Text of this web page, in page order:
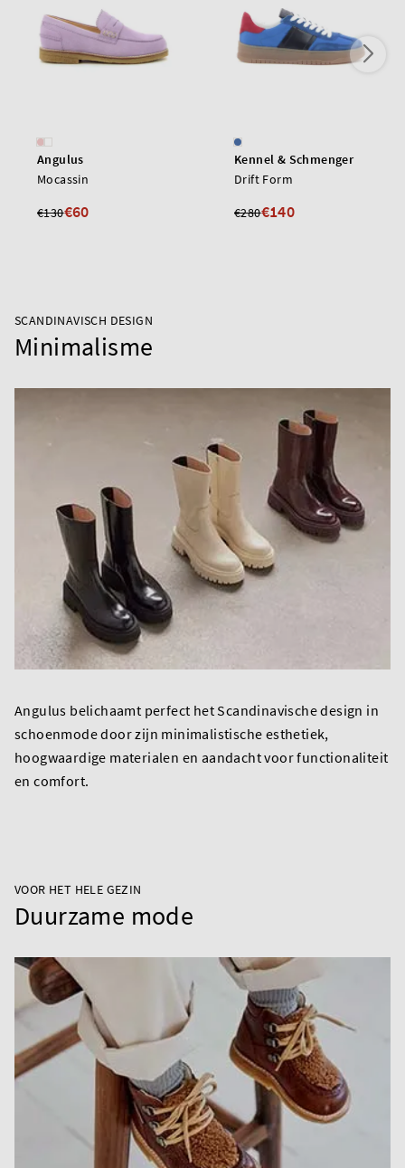
Angulus
Mocassin
€130€60
Kennel & Schmenger
Drift Form
€280€140
SCANDINAVISCH DESIGN
Minimalisme
Angulus belichaamt perfect het Scandinavische design in
schoenmode door zijn minimalistische esthetiek,
hoogwaardige materialen en aandacht voor functionaliteit
en comfort.
VOOR HET HELE GEZIN
Duurzame mode